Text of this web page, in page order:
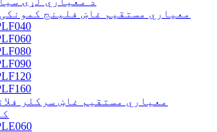
د PLF معیاري مستقیم غاښ فلینج کمونکی